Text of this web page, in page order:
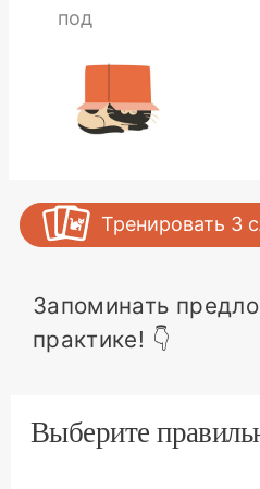
под
Тренировать 3
Запоминать
практике! 👇
Выберите